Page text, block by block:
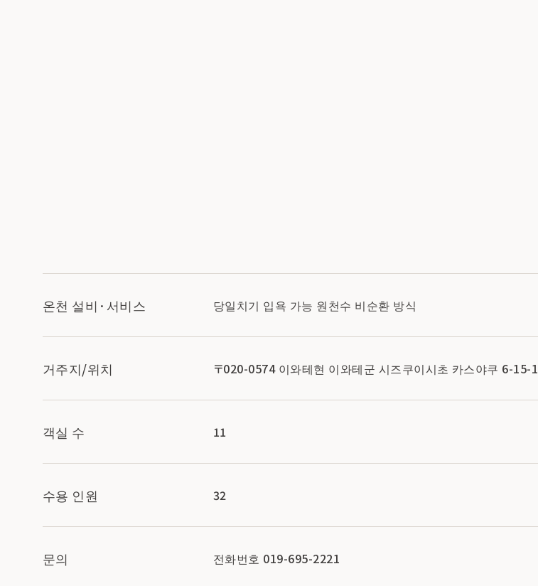
온천 설비·서비스 당일치기 입욕 가능 원천수 비순환 방식
거주지/위치 〒020-0574 이와테현 이와테군 시즈쿠이시초 카스야쿠 6-15-1
객실 수 11
수용 인원 32
문의 전화번호 019-695-2221